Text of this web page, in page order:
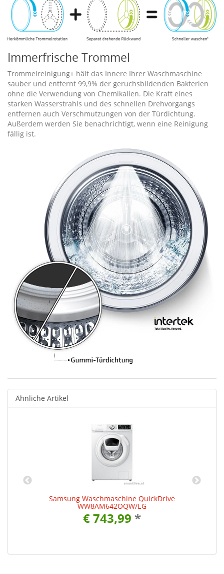
Immerfrische Trommel
Trommelreinigung+ hält das Innere Ihrer Waschmaschine
sauber und entfernt 99,9% der geruchsbildenden Bakterien
ohne die Verwendung von Chemikalien. Die Kraft eines
starken Wasserstrahls und des schnellen Drehvorgangs
entfernen auch Verschmutzungen von der Türdichtung.
Außerdem werden Sie benachrichtigt, wenn eine Reinigung
fällig ist.
Ähnliche Artikel
Samsung Waschmaschine QuickDrive
WW8AM642OQW/EG
€ 743,99 *